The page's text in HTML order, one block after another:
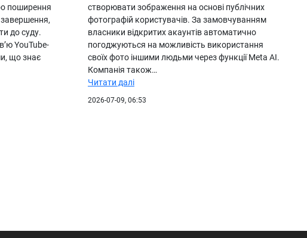
поширення
завершення,
до суду.
YouTube-
що знає
створювати зображення на основі публічних
фотографій користувачів. За замовчуванням
власники відкритих акаунтів автоматично
погоджуються на можливість використання
своїх фото іншими людьми через функції Meta AI.
Компанія також…
Читати далі
2026-07-09, 06:53